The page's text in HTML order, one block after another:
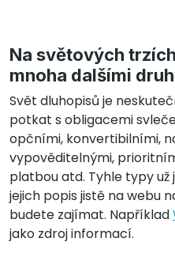
Na světových
mnoha dalšími
Svět dluhopisů je
potkat s obligacemi
opčními, konvertibilními,
vypověditelnými,
platbou atd. Tyhle typy už
jejich popis jistě na webu
budete zajímat. Například
jako zdroj informací.